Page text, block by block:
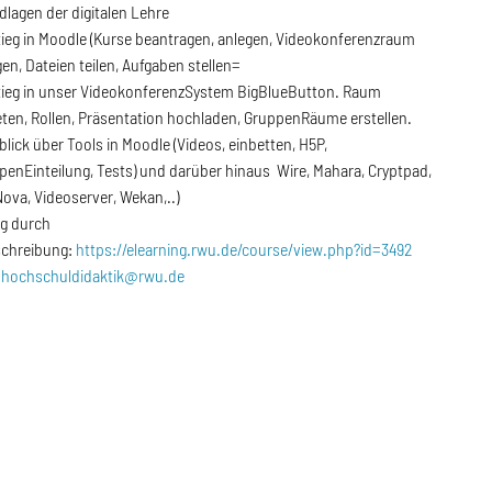
der digitalen Lehre
in Moodle (Kurse beantragen, anlegen, Videokonferenzraum
Dateien teilen, Aufgaben stellen=
in unser VideokonferenzSystem BigBlueButton. Raum
Rollen, Präsentation hochladen, GruppenRäume erstellen.
über Tools in Moodle (Videos, einbetten, H5P,
Tests) und darüber hinaus Wire, Mahara, Cryptpad,
Videoserver, Wekan,..)
durch
https://elearning.rwu.de/course/view.php?id=3492
hochschuldidaktik@rwu.de